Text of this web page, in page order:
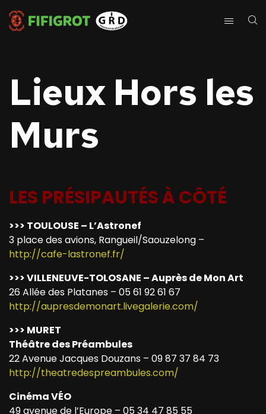
Lieux Hors les
Murs
LES PRÉSIPAUTÉS À CÔTÉ
>>> TOULOUSE – L’Astronef
3 place des avions, Rangueil/Saouzelong –
http://cafe-lastronef.fr/
>>> VILLENEUVE-TOLOSANE – Auprès de Mon Art
26 Allée des Platanes – 05 61 92 61 67
http://aupresdemonart.livegalerie.com/
>>> MURET
Théâtre des Préambules
22 Avenue Jacques Douzans – 09 87 37 84 73
http://theatredespreambules.com/
Cinéma VÉO
49 avenue de l’Europe – 05 34 47 85 55